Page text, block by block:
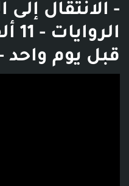
- الانتقال
قبل يوم واحد